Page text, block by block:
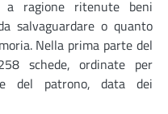
a ragione ritenute beni
salvaguardare o quanto
Nella prima parte del
schede, ordinate per
del patrono, data dei